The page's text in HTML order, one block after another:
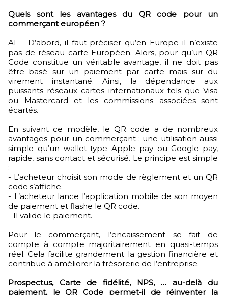
Quels sont les avantages du QR code pour un
commerçant européen ?
AL - D’abord, il faut préciser qu’en Europe il n’existe
pas de réseau carte Européen. Alors, pour qu’un QR
Code constitue un véritable avantage, il ne doit pas
être basé sur un paiement par carte mais sur du
virement instantané. Ainsi, la dépendance aux
puissants réseaux cartes internationaux tels que Visa
ou Mastercard et les commissions associées sont
écartés.
En suivant ce modèle, le QR code a de nombreux
avantages pour un commerçant : une utilisation aussi
simple qu’un wallet type Apple pay ou Google pay,
rapide, sans contact et sécurisé. Le principe est simple
:
- L’acheteur choisit son mode de règlement et un QR
code s’affiche.
- L’acheteur lance l’application mobile de son moyen
de paiement et flashe le QR code.
- Il valide le paiement.
Pour le commerçant, l’encaissement se fait de
compte à compte majoritairement en quasi-temps
réel. Cela facilite grandement la gestion financière et
contribue à améliorer la trésorerie de l’entreprise.
Prospectus, Carte de fidélité, NPS, … au-delà du
paiement, le QR Code permet-il de réinventer la